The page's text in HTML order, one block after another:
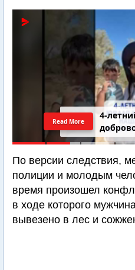
4-
Read More
По версии следствия,
полиции и молодым
время произошел
в ходе которого
вывезено в лес и